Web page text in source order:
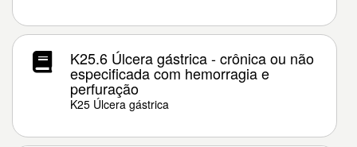
K25.6 Úlcera gástrica - crônica ou não
especificada com hemorragia e
perfuração
K25 Úlcera gástrica